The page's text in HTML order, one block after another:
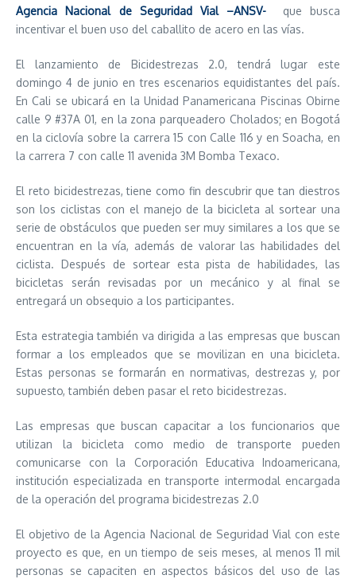
Agencia Nacional de Seguridad Vial –ANSV- que busca
incentivar el buen uso del caballito de acero en las vías.
El lanzamiento de Bicidestrezas 2.0, tendrá lugar este
domingo 4 de junio en tres escenarios equidistantes del país.
En Cali se ubicará en la Unidad Panamericana Piscinas Obirne
calle 9 #37A 01, en la zona parqueadero Cholados; en Bogotá
en la ciclovía sobre la carrera 15 con Calle 116 y en Soacha, en
la carrera 7 con calle 11 avenida 3M Bomba Texaco.
El reto bicidestrezas, tiene como fin descubrir que tan diestros
son los ciclistas con el manejo de la bicicleta al sortear una
serie de obstáculos que pueden ser muy similares a los que se
encuentran en la vía, además de valorar las habilidades del
ciclista. Después de sortear esta pista de habilidades, las
bicicletas serán revisadas por un mecánico y al final se
entregará un obsequio a los participantes.
Esta estrategia también va dirigida a las empresas que buscan
formar a los empleados que se movilizan en una bicicleta.
Estas personas se formarán en normativas, destrezas y, por
supuesto, también deben pasar el reto bicidestrezas.
Las empresas que buscan capacitar a los funcionarios que
utilizan la bicicleta como medio de transporte pueden
comunicarse con la Corporación Educativa Indoamericana,
institución especializada en transporte intermodal encargada
de la operación del programa bicidestrezas 2.0
El objetivo de la Agencia Nacional de Seguridad Vial con este
proyecto es que, en un tiempo de seis meses, al menos 11 mil
personas se capaciten en aspectos básicos del uso de las